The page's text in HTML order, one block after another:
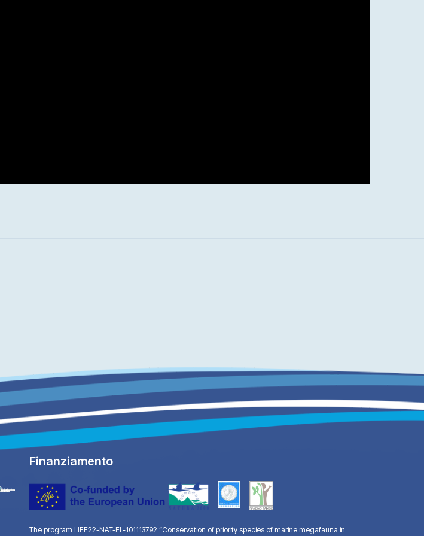
Finanziamento
The program LIFE22-NAT-EL-101113792 “Conservation of priority species of marine megafauna in